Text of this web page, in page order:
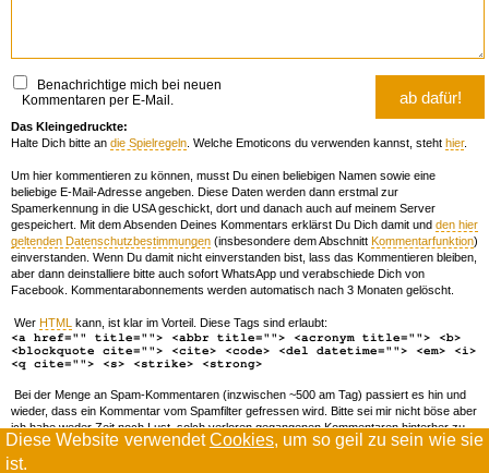
Diese Website verwendetCookies, um so geil zu sein wie sie
ist.
Benachrichtige mich bei neuen
Kommentaren per E-Mail.
Das Kleingedruckte:
Halte Dich bitte an die Spielregeln . Welche Emoticons du verwenden kannst, steht hier.
Um hier kommentieren zu können, musst Du einen beliebigen Namen sowie eine
beliebige E-Mail-Adresse angeben. Diese Daten werden dann erstmal zur
Spamerkennung in die USA geschickt, dort und danach auch auf meinem Server
gespeichert. Mit dem Absenden Deines Kommentars erklärst Du Dich damit und den hier
geltenden Datenschutzbestimmungen (insbesondere dem Abschnitt Kommentarfunktion)
einverstanden. Wenn Du damit nicht einverstanden bist, lass das Kommentieren bleiben,
aber dann deinstalliere bitte auch sofort WhatsApp und verabschiede Dich von
Facebook. Kommentarabonnements werden automatisch nach 3 Monaten gelöscht.
Wer HTML kann, ist klar im Vorteil. Diese Tags sind erlaubt:
<a href="" title=""> <abbr title=""> <acronym title=""> <b>
<blockquote cite=""> <cite> <code> <del datetime=""> <em> <i>
<q cite=""> <s> <strike> <strong>
Bei der Menge an Spam-Kommentaren (inzwischen ~500 am Tag) passiert es hin und
wieder, dass ein Kommentar vom Spamfilter gefressen wird. Bitte sei mir nicht böse aber
ich habe weder Zeit noch Lust, solch verloren gegangenen Kommentaren hinterher zu
forschen. Wenn das öfters passiert, schreib' mir 'ne Mail damit ich dich whitelisten kann.